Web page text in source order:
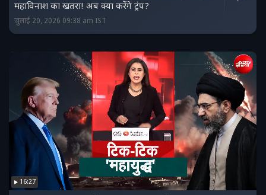
महाविनाश का खतरा! अब क्या करेंगे ट्रंप?
जुलाई 20, 2026 09:38 am IST
16:27